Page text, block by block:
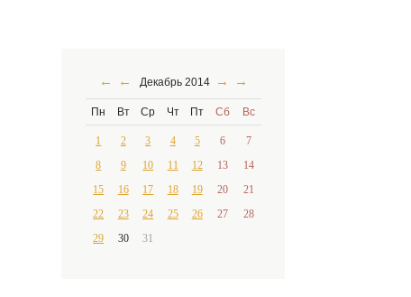
← ← Декабрь 2014 → →
Пн Вт Ср Чт Пт Сб Вс
1 2 3 4 5 6
7
8
9 10 11 12 13
14
15
16 17 18 19 20
21
22
23 24 25 26 27
28
29
30 31